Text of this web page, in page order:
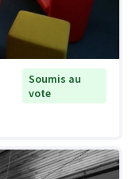
Soumis au
vote